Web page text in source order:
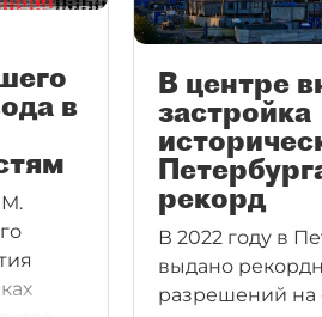
в
М.
В центре
застройка
рекорд
В 2022 году в
выдано
разрешений на